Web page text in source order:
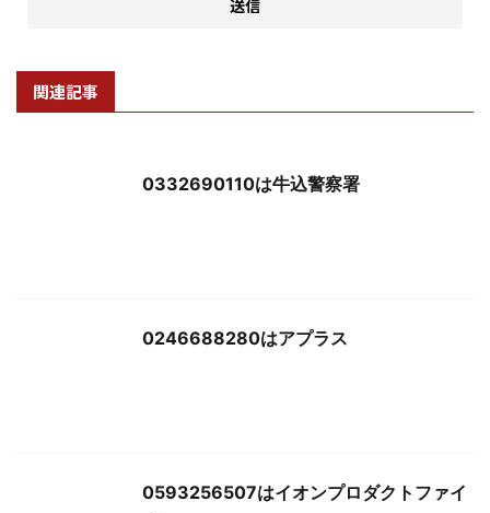
関連記事
0332690110は牛込警察署
0246688280はアプラス
0593256507はイオンプロダクトファイ